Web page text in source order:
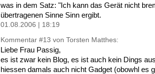
was in dem Satz: "Ich kann das Gerät nicht
übertragenen Sinne Sinn ergibt.
01.08.2006 | 18:19
Kommentar #13 von Torsten Matthes:
Liebe Frau Passig,
es ist zwar kein Blog, es ist auch kein Dings
hiessen damals auch nicht Gadget (obowhl es